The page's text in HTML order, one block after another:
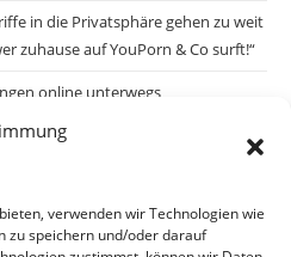
verwenden wir Technologien wie
zu speichern und/oder darauf
in die Privatsphäre gehen zu weit
zuhause auf YouPorn & Co surft!“
online unterwegs
„Erst nach einem Anschlag wäre